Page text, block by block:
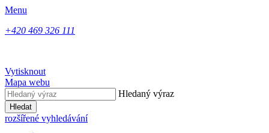
Menu
+420 469 326 111
Vytisknout
Mapa webu
Hledaný výraz
Hledat
rozšířené vyhledávání